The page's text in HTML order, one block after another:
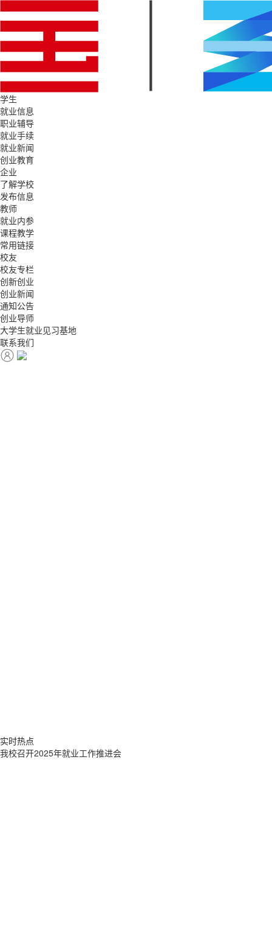
学生
就业信息
职业辅导
就业手续
就业新闻
创业教育
企业
了解学校
发布信息
教师
就业内参
课程教学
常用链接
校友
校友专栏
创新创业
创业新闻
通知公告
创业导师
大学生就业见习基地
联系我们
实时热点
我校召开2025年就业工作推进会